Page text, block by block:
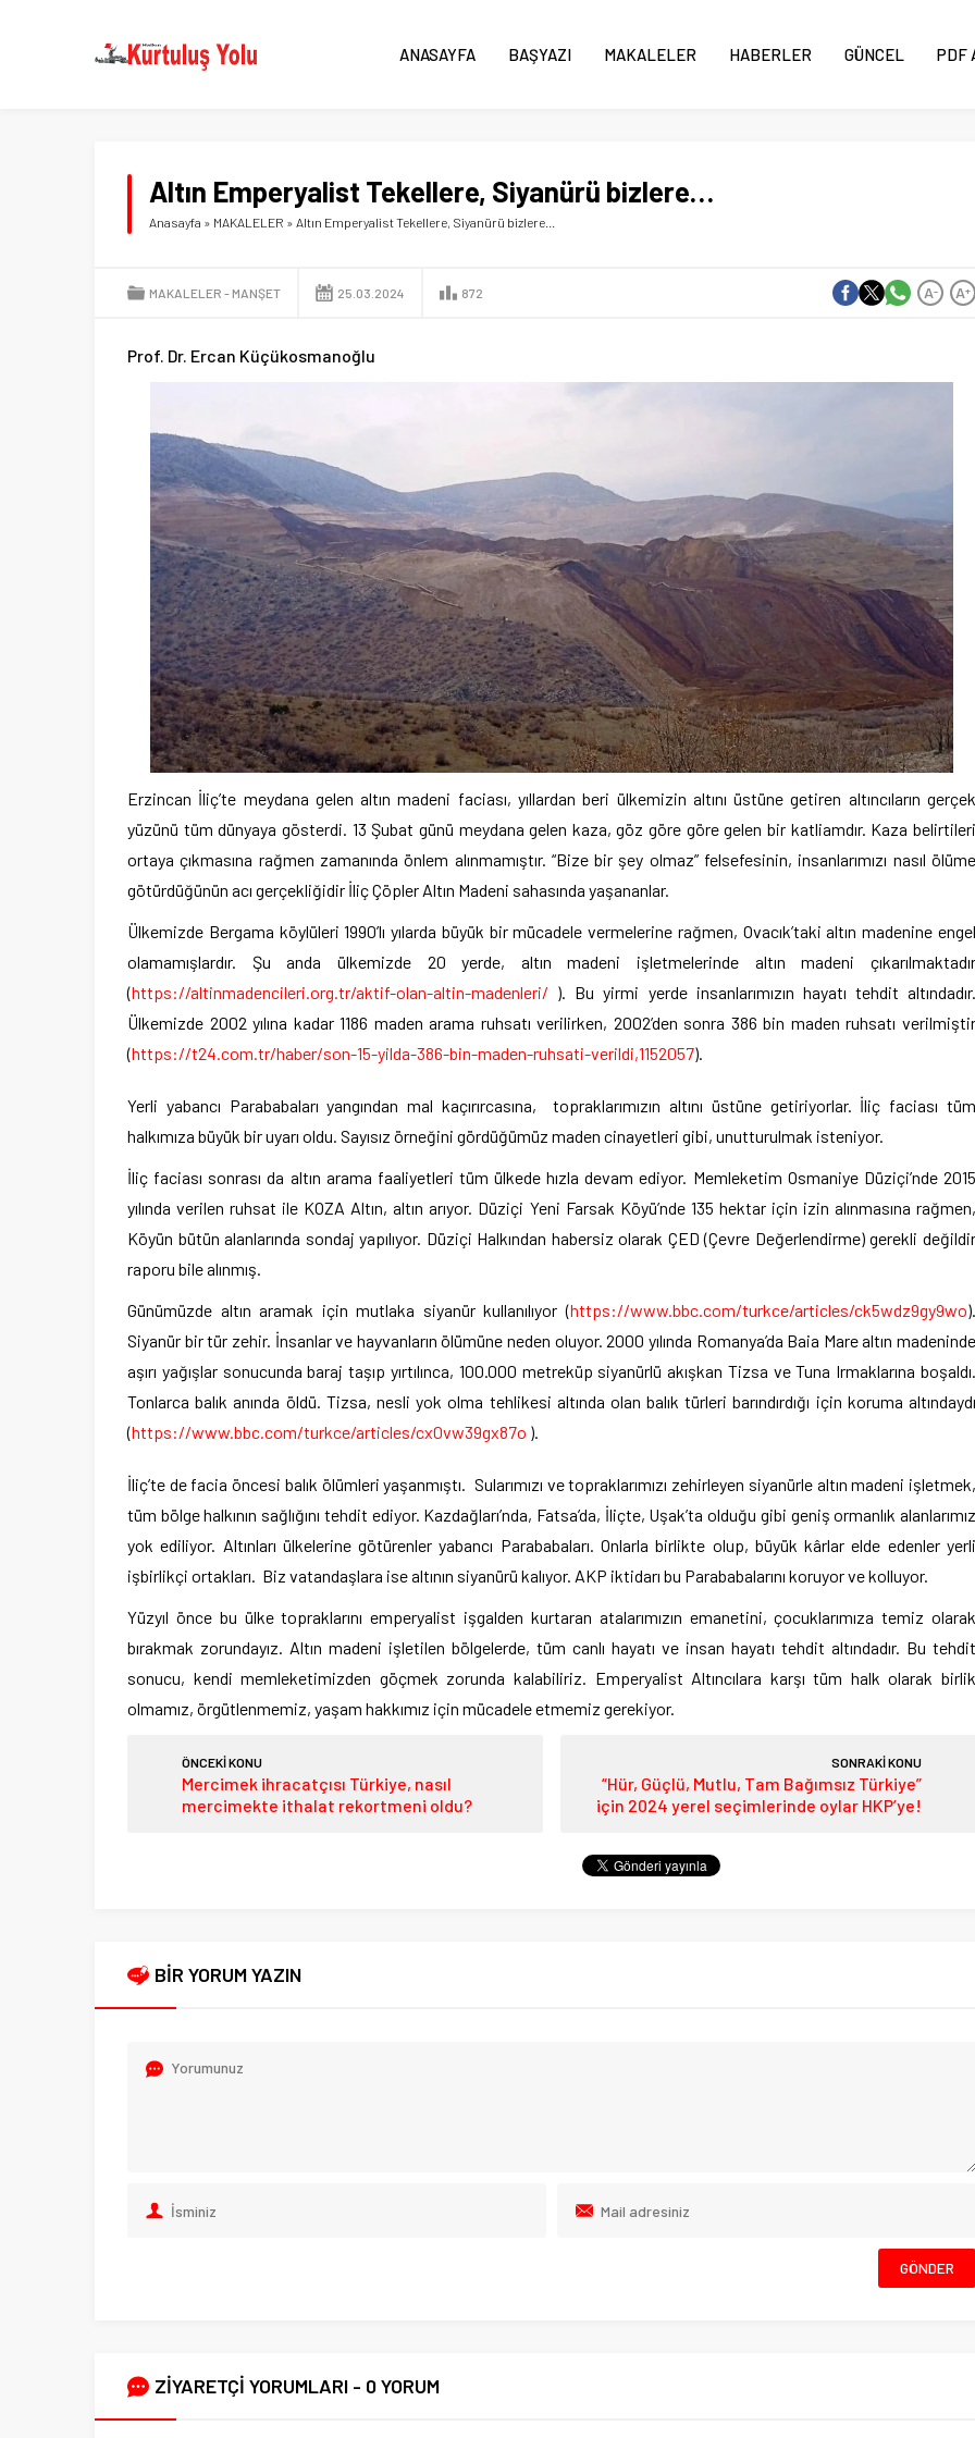
ANASAYFA BAŞYAZI MAKALELER HABERLER GÜNCEL PDF
Altın Emperyalist Tekellere, Siyanürü bizlere…
Anasayfa » MAKALELER » Altın Emperyalist Tekellere, Siyanürü bizlere…
MAKALELER MANŞET 25.03.2024 872 A+
A-
Prof. Dr. Ercan Küçükosmanoğlu
Erzincan İliç’te meydana gelen altın madeni faciası, yıllardan beri ülkemizin altını üstüne getiren altıncıların gerçek
yüzünü tüm dünyaya gösterdi. 13 Şubat günü meydana gelen kaza, göz göre göre gelen bir katliamdır. Kaza belirtileri
ortaya çıkmasına rağmen zamanında önlem alınmamıştır. “Bize bir şey olmaz” felsefesinin, insanlarımızı nasıl ölüme
götürdüğünün acı gerçekliğidir İliç Çöpler Altın Madeni sahasında yaşananlar.
Ülkemizde Bergama köylüleri 1990’lı yılarda büyük bir mücadele vermelerine rağmen, Ovacık’taki altın madenine engel
olamamışlardır. Şu anda ülkemizde 20 yerde, altın madeni işletmelerinde altın madeni çıkarılmaktadır
(https://altinmadencileri.org.tr/aktif-olan-altin-madenleri/ ). Bu yirmi yerde insanlarımızın hayatı tehdit altındadır.
Ülkemizde 2002 yılına kadar 1186 maden arama ruhsatı verilirken, 2002’den sonra 386 bin maden ruhsatı verilmiştir
(https://t24.com.tr/haber/son-15-yilda-386-bin-maden-ruhsati-verildi,1152057).
Yerli yabancı Parababaları yangından mal kaçırırcasına, topraklarımızın altını üstüne getiriyorlar. İliç faciası tüm
halkımıza büyük bir uyarı oldu. Sayısız örneğini gördüğümüz maden cinayetleri gibi, unutturulmak isteniyor.
İliç faciası sonrası da altın arama faaliyetleri tüm ülkede hızla devam ediyor. Memleketim Osmaniye Düziçi’nde 2015
yılında verilen ruhsat ile KOZA Altın, altın arıyor. Düziçi Yeni Farsak Köyü’nde 135 hektar için izin alınmasına rağmen,
Köyün bütün alanlarında sondaj yapılıyor. Düziçi Halkından habersiz olarak ÇED (Çevre Değerlendirme) gerekli değildir
raporu bile alınmış.
Günümüzde altın aramak için mutlaka siyanür kullanılıyor (https://www.bbc.com/turkce/articles/ck5wdz9gy9wo).
Siyanür bir tür zehir. İnsanlar ve hayvanların ölümüne neden oluyor. 2000 yılında Romanya’da Baia Mare altın madeninde
aşırı yağışlar sonucunda baraj taşıp yırtılınca, 100.000 metreküp siyanürlü akışkan Tizsa ve Tuna Irmaklarına boşaldı.
Tonlarca balık anında öldü. Tizsa, nesli yok olma tehlikesi altında olan balık türleri barındırdığı için koruma altındaydı
(https://www.bbc.com/turkce/articles/cx0vw39gx87o ).
İliç’te de facia öncesi balık ölümleri yaşanmıştı. Sularımızı ve topraklarımızı zehirleyen siyanürle altın madeni işletmek,
tüm bölge halkının sağlığını tehdit ediyor. Kazdağları’nda, Fatsa’da, İliçte, Uşak’ta olduğu gibi geniş ormanlık alanlarımız
yok ediliyor. Altınları ülkelerine götürenler yabancı Parababaları. Onlarla birlikte olup, büyük kârlar elde edenler yerli
işbirlikçi ortakları. Biz vatandaşlara ise altının siyanürü kalıyor. AKP iktidarı bu Parababalarını koruyor ve kolluyor.
Yüzyıl önce bu ülke topraklarını emperyalist işgalden kurtaran atalarımızın emanetini, çocuklarımıza temiz olarak
bırakmak zorundayız. Altın madeni işletilen bölgelerde, tüm canlı hayatı ve insan hayatı tehdit altındadır. Bu tehdit
sonucu, kendi memleketimizden göçmek zorunda kalabiliriz. Emperyalist Altıncılara karşı tüm halk olarak birlik
olmamız, örgütlenmemiz, yaşam hakkımız için mücadele etmemiz gerekiyor.
ÖNCEKİ KONU
Mercimek ihracatçısı Türkiye, nasıl
mercimekte ithalat rekortmeni oldu?
SONRAKİ KONU
“Hür, Güçlü, Mutlu, Tam Bağımsız Türkiye”
için 2024 yerel seçimlerinde oylar HKP’ye!
BİR YORUM YAZIN
ZİYARETÇİ YORUMLARI - 0 YORUM